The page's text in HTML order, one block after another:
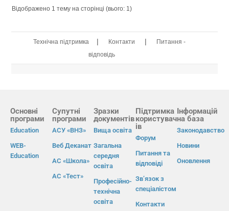
Відображено 1 тему на сторінці (вього: 1)
Технічна підтримка | Контакти |
Питання -
відповідь
Основні
програми
Education
WEB-
Education
Супутні
програми
АСУ «ВНЗ»
Веб Деканат
АС «Школа»
АС «Тест»
Зразки
документів
Вища освіта
Загальна
середня
освіта
Професійно-
технічна
освіта
Підтримка
користувач
ів
Форум
Питання та
відповіді
Зв’язок з
спеціалістом
Контакти
Інформацій
на база
Законодавство
Новини
Оновлення